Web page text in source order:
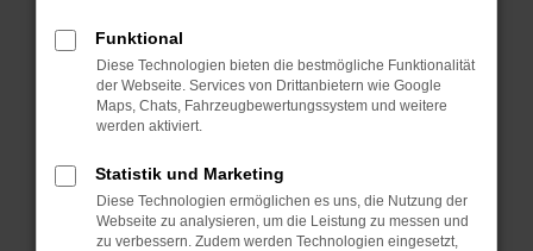
Fenster?
Starte dein Gerät neu.
Das kann manchmal helfen, vorübergehende
Probleme zu beheben.
Betriebssystem auf dem neuesten Stand
sind.
Veraltete Software birgt nicht nur ein
Funktional
Diese Technologien bieten die bestmögliche Funktionalität
der Webseite. Services von Drittanbietern wie Google
Maps, Chats, Fahrzeugbewertungssystem und weitere
werden aktiviert.
Statistik und Marketing
Diese Technologien ermöglichen es uns, die Nutzung der
Webseite zu analysieren, um die Leistung zu messen und
zu verbessern. Zudem werden Technologien eingesetzt,